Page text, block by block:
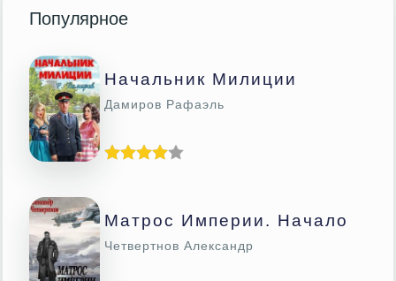
Популярное
Начальник Милиции
Дамиров Рафаэль
Матрос Империи. Начало
Четвертнов Александр